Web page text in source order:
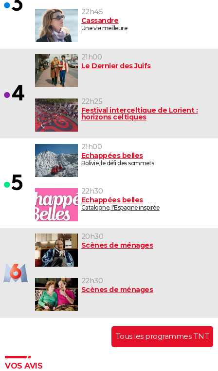
22h45
Cassandre
Une vie meilleure
21h00
Le Dernier des Juifs
22h25
Festival interceltique de Lorient :
horizons celtiques
21h00
Echappées belles
Bolivie, le défi des sommets
22h30
Echappées belles
Catalogne, l'Espagne inspirée
20h30
Scènes de ménages
22h30
Scènes de ménages
Tous les programmes TNT
VOS AVIS